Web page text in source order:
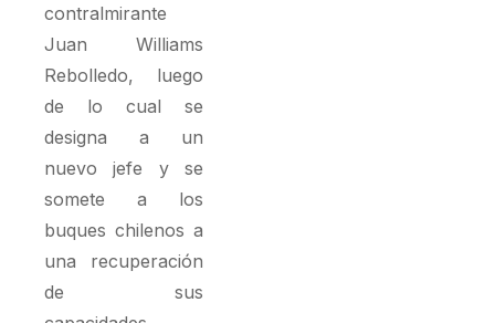
contralmirante
Juan Williams
Rebolledo, luego
de lo cual se
designa a un
nuevo jefe y se
somete a los
buques chilenos a
una recuperación
de sus